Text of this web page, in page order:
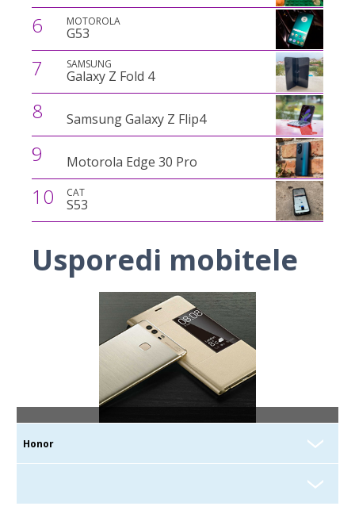
6 MOTOROLA
G53
7 SAMSUNG
Galaxy Z Fold 4
8 Samsung Galaxy Z Flip4
9 Motorola Edge 30 Pro
10 CAT
S53
Usporedi mobitele